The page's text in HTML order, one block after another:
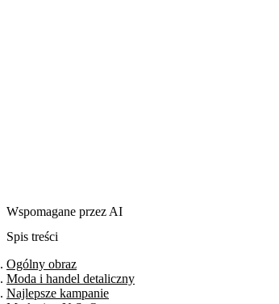
Wspomagane przez AI
Spis treści
Ogólny obraz
Moda i handel detaliczny
Najlepsze kampanie